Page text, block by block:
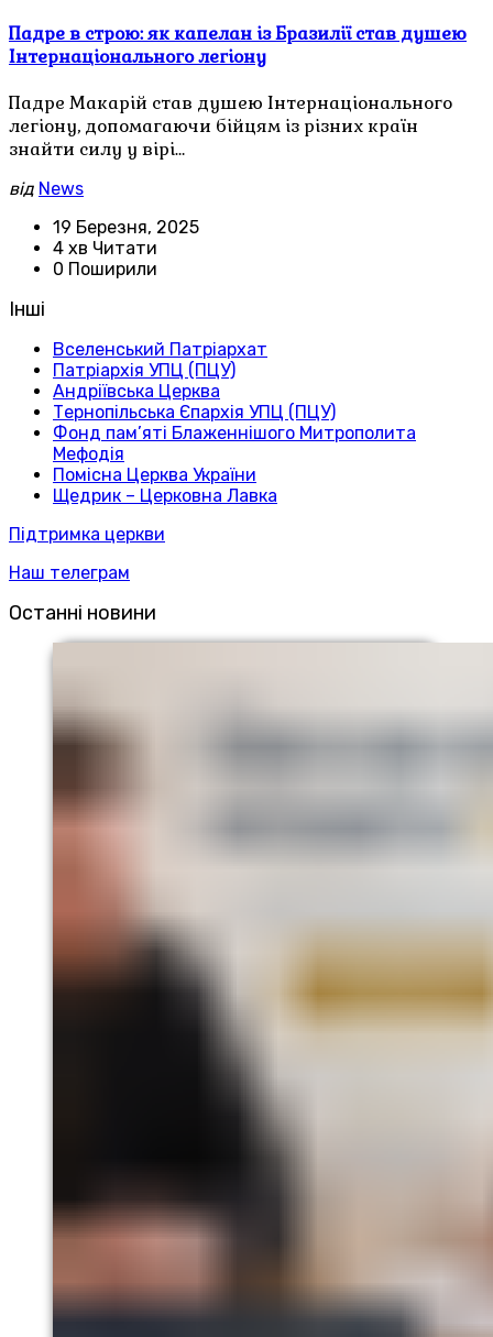
Падре в строю: як капелан із Бразилії став душею
Інтернаціонального легіону
Падре Макарій став душею Інтернаціонального
легіону, допомагаючи бійцям із різних країн
знайти силу у вірі…
від News
19 Березня, 2025
4 хв Читати
0 Поширили
Інші
Вселенський Патріархат
Патріархія УПЦ (ПЦУ)
Андріївська Церква
Тернопільська Єпархія УПЦ (ПЦУ)
Фонд пам’яті Блаженнішого Митрополита
Мефодія
Помісна Церква України
Щедрик – Церковна Лавка
Підтримка церкви
Наш телеграм
Останні новини